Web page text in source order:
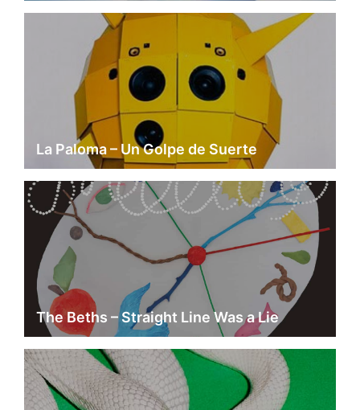
La Paloma – Un Golpe de Suerte
The Beths – Straight Line Was a Lie